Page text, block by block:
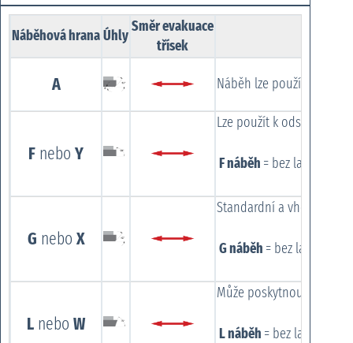
Náběhová hranaÚhly
Směr evakuace
třísek
A Náběh lze použít ke
F nebo Y
Lze použít k odstranění
F náběh = bez lamače
G nebo X
Standardní a vhodný
G náběh = bez lamače
L nebo W
Může poskytnout
L náběh = bez lamače